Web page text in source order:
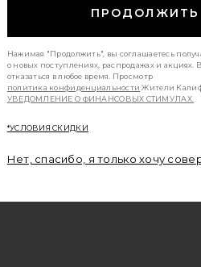
WE THE FREE CALI
ORIGINAL
ПРОДОЛЖИТЬ
Нажимая "Продолжить", вы соглашаетесь
о новых поступлениях, распродажах и акциях.
отказаться в любое время. Просмотр
политика конфиденциальности Жители
УВЕДОМЛЕНИЕ О ФИНАНСОВЫХ СТИМУЛАХ.
*УСЛОВИЯ СКИДКИ
Нет, спасибо, я только хочу